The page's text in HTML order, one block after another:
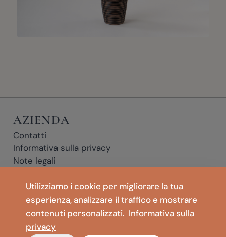
Utilizziamo i cookie per migliorare la tua
esperienza, analizzare il traffico e mostrare
contenuti personalizzati. Informativa sulla
privacy
AZIENDA
Contatti
Informativa sulla privacy
Note legali
NEGOZIO
Vasi da pavimento
Meditazione e Yoga
Materassini pieghevoli & Cuscini da pavimento